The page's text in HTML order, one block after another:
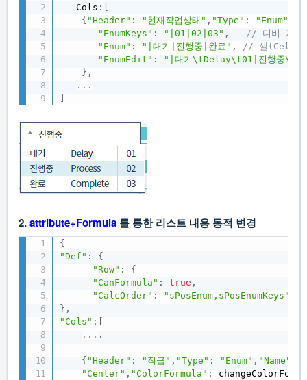
   Cols
:
{ "Header" : "현재작업상태" , "Type" : "Enum"
"EnumKeys" : "|01|02|03" ,
// 디비 저장
"Enum" : "|대기|진행중|완료" ,
// 셀(Cell)에
"EnumEdit" :
"|대기\tDelay\t01|진행중
} ,
...
2.attribute+Formula 를 통한 리스트 내용 동적 변경
{
"Def" :
{
"Row" :
{
"CanFormula" : true ,
"CalcOrder" :
"sPosEnum,sPosEnumKeys"
} ,
"Cols" :
... .
{ "Header" : "직급" , "Type" : "Enum" , "Name"
"Center" , "ColorFormula" :